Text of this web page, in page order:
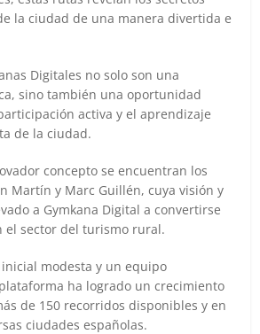
la ciudad de una manera divertida e
Digitales no solo son una
sino también una oportunidad
activa y el aprendizaje
de la ciudad.
concepto se encuentran los
Martín y Marc Guillén, cuya visión y
a Gymkana Digital a convertirse
el sector del turismo rural.
modesta y un equipo
ha logrado un crecimiento
de 150 recorridos disponibles y en
ciudades españolas.